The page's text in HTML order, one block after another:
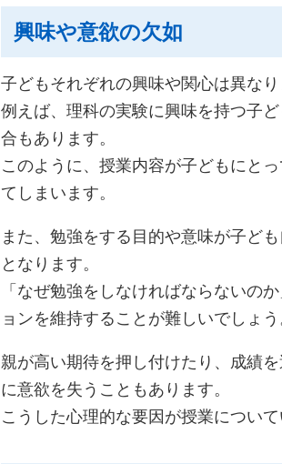
興味や意欲の欠如
子どもそれぞれの興味や関心は異なり
例えば、理科の実験に興味を持つ子
合もあります。
このように、授業内容が子どもにと
てしまいます。
また、勉強をする目的や意味が子ど
となります。
「なぜ勉強をしなければならないの
ョンを維持することが難しいでしょう
親が高い期待を押し付けたり、成績
に意欲を失うこともあります。
こうした心理的な要因が授業につい